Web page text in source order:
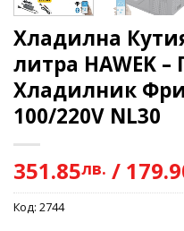
Хладилна
литра HAWEK
Хладилник
100/220V NL30
351.85лв. /
Код: 2744